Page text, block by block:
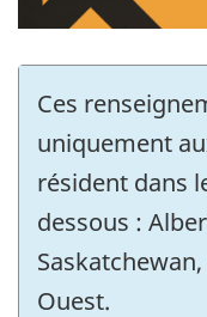
Ces
uniquement
résident dans
dessous :
Ouest.